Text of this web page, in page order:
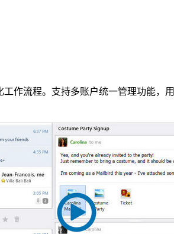
作流程。支持多账户统一管理功能，